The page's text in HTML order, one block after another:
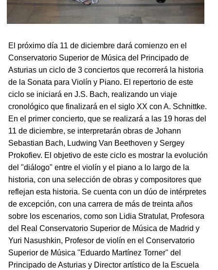
El próximo día 11 de diciembre dará comienzo en el
Conservatorio Superior de Música del Principado de
Asturias un ciclo de 3 conciertos que recorrerá la historia
de la Sonata para Violín y Piano. El repertorio de este
ciclo se iniciará en J.S. Bach, realizando un viaje
cronológico que finalizará en el siglo XX con A. Schnittke.
En el primer concierto, que se realizará a las 19 horas del
11 de diciembre, se interpretarán obras de Johann
Sebastian Bach, Ludwing Van Beethoven y Sergey
Prokofiev. El objetivo de este ciclo es mostrar la evolución
del "diálogo" entre el violín y el piano a lo largo de la
historia, con una selección de obras y compositores que
reflejan esta historia. Se cuenta con un dúo de intérpretes
de excepción, con una carrera de más de treinta años
sobre los escenarios, como son Lidia Stratulat, Profesora
del Real Conservatorio Superior de Música de Madrid y
Yuri Nasushkin, Profesor de violín en el Conservatorio
Superior de Música "Eduardo Martínez Torner" del
Principado de Asturias y Director artístico de la Escuela